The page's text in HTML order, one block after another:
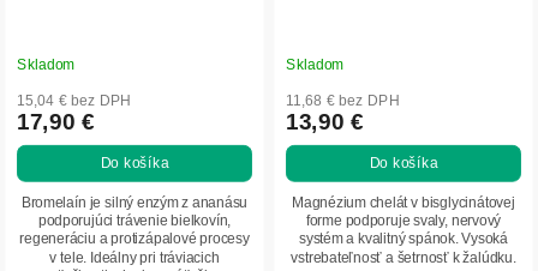
Skladom
15,04 € bez DPH
17,90 €
Do košíka
Bromelaín je silný enzým z ananásu
podporujúci trávenie bielkovín,
regeneráciu a protizápalové procesy
v tele. Ideálny pri tráviacich
Skladom
11,68 € bez DPH
13,90 €
Do košíka
Magnézium chelát v bisglycinátovej
forme podporuje svaly, nervový
systém a kvalitný spánok. Vysoká
vstrebateľnosť a šetrnosť k žalúdku.